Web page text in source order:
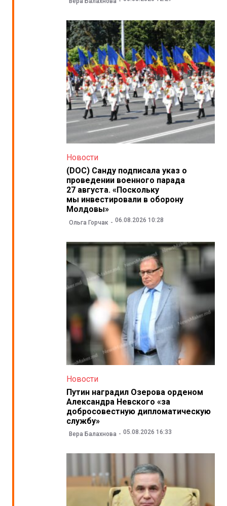
Новости
(DOC) Санду подписала указ о
проведении военного парада
27 августа. «Поскольку
мы инвестировали в оборону
Молдовы»
Ольга Горчак 06.08.2026 10:28
Новости
Путин наградил Озерова орденом
Александра Невского «за
добросовестную дипломатическую
службу»
Вера Балахнова 05.08.2026 16:33